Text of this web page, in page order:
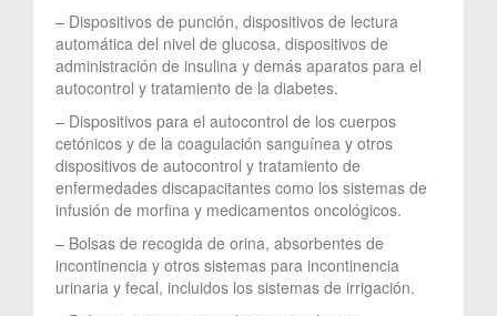
– Dispositivos de punción, dispositivos de lectura
automática del nivel de glucosa, dispositivos de
administración de insulina y demás aparatos para el
autocontrol y tratamiento de la diabetes.
– Dispositivos para el autocontrol de los cuerpos
cetónicos y de la coagulación sanguínea y otros
dispositivos de autocontrol y tratamiento de
enfermedades discapacitantes como los sistemas de
infusión de morfina y medicamentos oncológicos.
– Bolsas de recogida de orina, absorbentes de
incontinencia y otros sistemas para incontinencia
urinaria y fecal, incluidos los sistemas de irrigación.